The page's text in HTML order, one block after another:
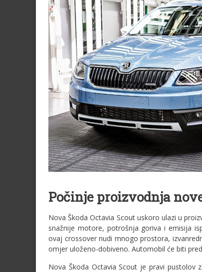
Počinje proizvodnja
Nova Škoda Octavia Scout uskoro ulazi u
snažnije motore, potrošnja goriva i emisija
ovaj crossover nudi mnogo prostora,
omjer uloženo-dobiveno. Automobil će biti
Nova Škoda Octavia Scout je pravi